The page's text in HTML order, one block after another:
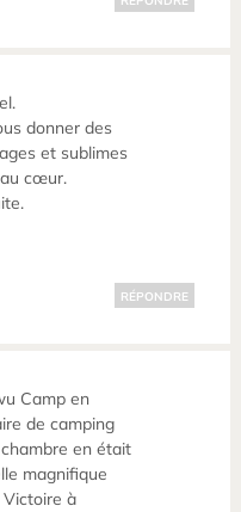
donner des
et sublimes
cœur.
RÉPONDRE
Camp en
de camping
en était
magnifique
à